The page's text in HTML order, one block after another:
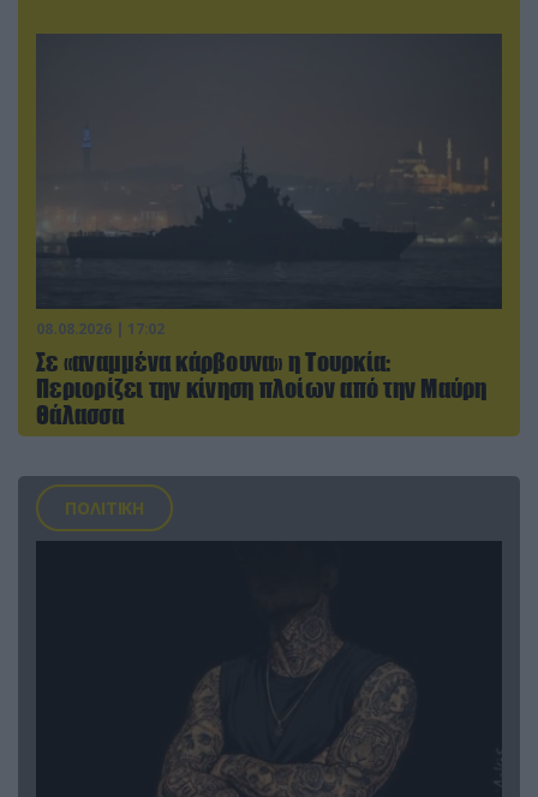
08.08.2026 | 17:02
Σε «αναμμένα κάρβουνα» η Τουρκία:
Περιορίζει την κίνηση πλοίων από την Μαύρη
Θάλασσα
ΠΟΛΙΤΙΚΗ